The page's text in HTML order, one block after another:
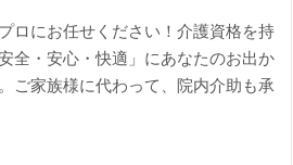
ロにお任せください！介護資格を持
全・安心・快適」にあなたのお出か
ご家族様に代わって、院内介助も承